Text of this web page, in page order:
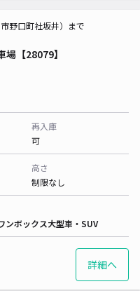
場【28079】
野口町社坂井）まで
再入庫
可
高さ
制限なし
ンボックス大型車・SUV
詳細へ